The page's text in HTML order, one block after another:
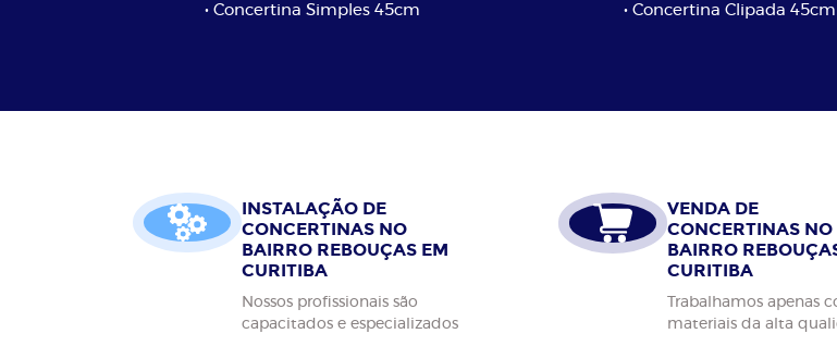
• Concertina Simples 45cm
• Concertina Clipada 45cm
INSTALAÇÃO DE
CONCERTINAS NO
BAIRRO REBOUÇAS EM
CURITIBA
Nossos profissionais são
capacitados e especializados
VENDA DE
CONCERTINAS NO
BAIRRO
CURITIBA
Trabalhamos apenas
materiais da alta